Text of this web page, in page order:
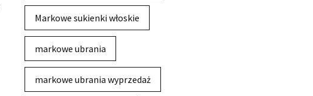
Markowe sukienki włoskie
markowe ubrania
markowe ubrania wyprzedaż